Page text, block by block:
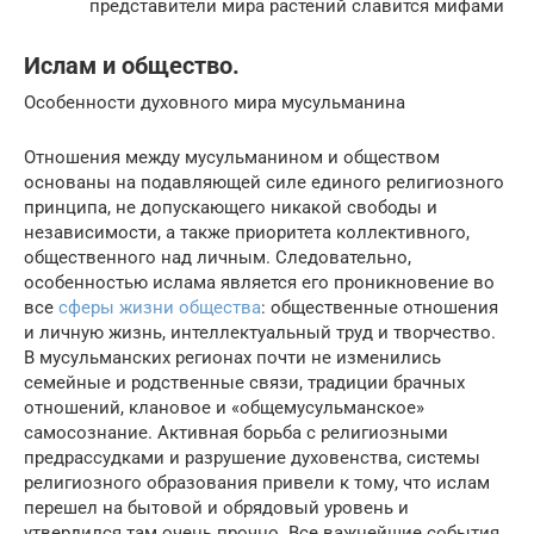
представители мира растений славится мифами
Ислам и общество.
Особенности духовного мира мусульманина
Отношения между мусульманином и обществом
основаны на подавляющей силе единого религиозного
принципа, не допускающего никакой свободы и
независимости, а также приоритета коллективного,
общественного над личным. Следовательно,
особенностью ислама является его проникновение во
все сферы жизни общества: общественные отношения
и личную жизнь, интеллектуальный труд и творчество.
В мусульманских регионах почти не изменились
семейные и родственные связи, традиции брачных
отношений, клановое и «общемусульманское»
самосознание. Активная борьба с религиозными
предрассудками и разрушение духовенства, системы
религиозного образования привели к тому, что ислам
перешел на бытовой и обрядовый уровень и